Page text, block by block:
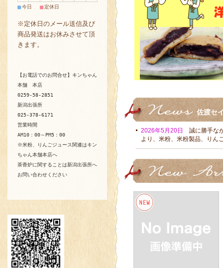
佐渡セ
2026年5月20日
誠に勝手な
より、米粉、米粉製品、りん
■今日 ■定休日
※定休日のメール送信及び
商品発送はお休みさせて頂
きます。
【お電話でのお問合せ】キンちゃん
本舗 本店
0259-58-2851
新潟出張所
025-378-6171
営業時間
AM10：00～PM5：00
※米粉、りんごジュース関連はキン
ちゃん本舗本店へ
茶香炉に関することは新潟出張所へ
お問い合わせください